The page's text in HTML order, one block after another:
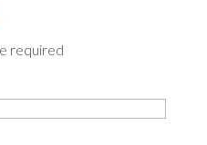
required